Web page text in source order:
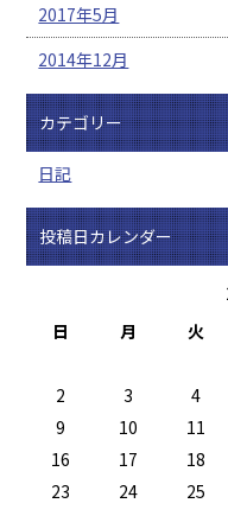
2017年5月
2014年12月
カテゴリー
日記
投稿日カレンダー
日
月 火
2
3 4
9
10 11
16
17 18
23
24 25